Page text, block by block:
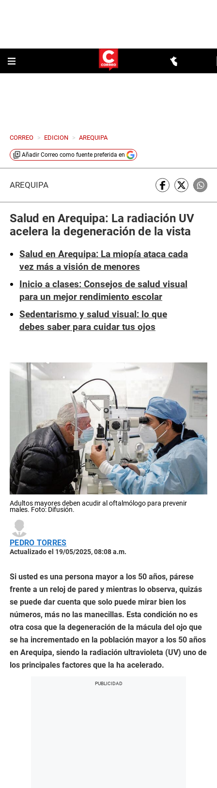
CORREO > EDICION > AREQUIPA
Añadir Correo como fuente preferida en
AREQUIPA
Salud en Arequipa: La radiación UV
acelera la degeneración de la vista
Salud en Arequipa: La miopía ataca cada
vez más a visión de menores
Inicio a clases: Consejos de salud visual
para un mejor rendimiento escolar
Sedentarismo y salud visual: lo que
debes saber para cuidar tus ojos
Adultos mayores deben acudir al oftalmólogo para prevenir
males. Foto: Difusión.
PEDRO TORRES
Actualizado el 19/05/2025, 08:08 a.m.
Si usted es una persona mayor a los 50 años, párese
frente a un reloj de pared y mientras lo observa, quizás
se puede dar cuenta que solo puede mirar bien los
números, más no las manecillas. Esta condición no es
otra cosa que la degeneración de la mácula del ojo que
se ha incrementado en la población mayor a los 50 años
en Arequipa, siendo la radiación ultravioleta (UV) uno de
los principales factores que la ha acelerado.